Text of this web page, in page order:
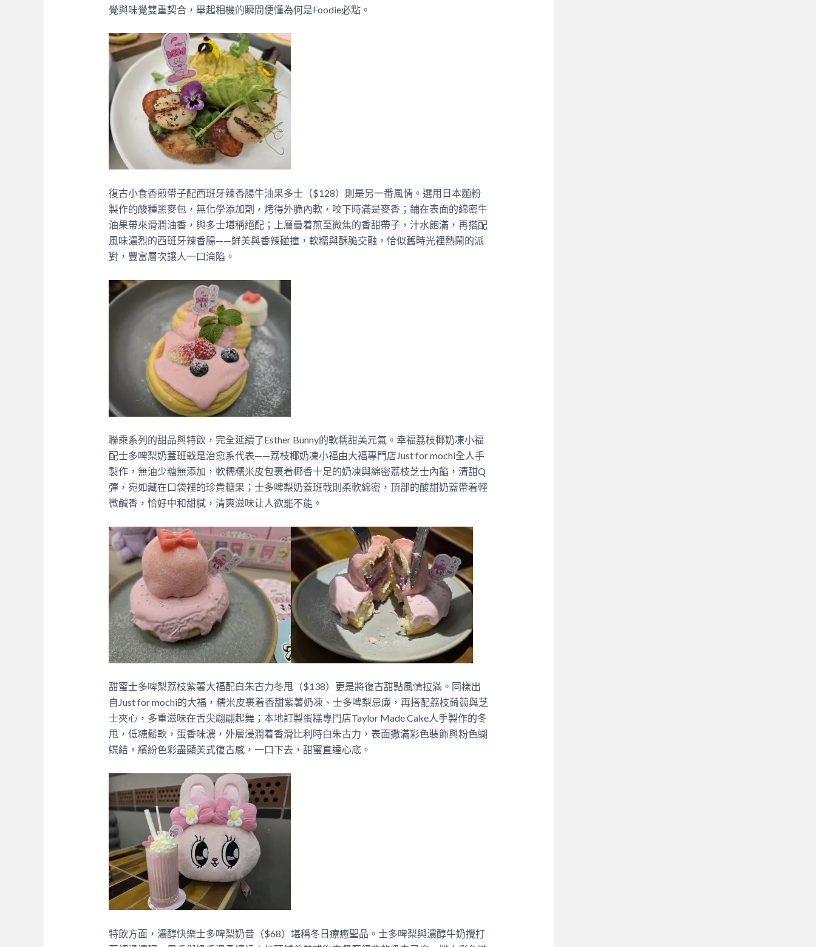
覺與味覺雙重契合，舉起相機的瞬間便懂為何是Foodie必點。
復古小食香煎帶子配西班牙辣香腸牛油果多士（$128）則是另一番風情。選用日本麵粉
製作的酸種黑麥包，無化學添加劑，烤得外脆內軟，咬下時滿是麥香；鋪在表面的綿密牛
油果帶來滑潤油香，與多士堪稱絕配；上層疊着煎至微焦的香甜帶子，汁水飽滿，再搭配
風味濃烈的西班牙辣香腸——鮮美與香辣碰撞，軟糯與酥脆交融，恰似舊時光裡熱鬧的派
對，豐富層次讓人一口淪陷。
聯乘系列的甜品與特飲，完全延續了Esther Bunny的軟糯甜美元氣。幸福荔枝椰奶凍小福
配士多啤梨奶蓋班戟是治愈系代表——荔枝椰奶凍小福由大福專門店Just for mochi全人手
製作，無油少糖無添加，軟糯糯米皮包裹着椰香十足的奶凍與綿密荔枝芝士內餡，清甜Q
彈，宛如藏在口袋裡的珍貴糖果；士多啤梨奶蓋班戟則柔軟綿密，頂部的酸甜奶蓋帶着輕
微鹹香，恰好中和甜膩，清爽滋味让人欲罷不能。
甜蜜士多啤梨荔枝紫薯大福配白朱古力冬甩（$138）更是將復古甜點風情拉滿。同樣出
自Just for mochi的大福，糯米皮裹着香甜紫薯奶凍、士多啤梨忌廉，再搭配荔枝蒟蒻與芝
士夾心，多重滋味在舌尖翩翩起舞；本地訂製蛋糕專門店Taylor Made Cake人手製作的冬
甩，低糖鬆軟，蛋香味濃，外層浸潤着香滑比利時白朱古力，表面撒滿彩色裝飾與粉色蝴
蝶結，繽紛色彩盡顯美式復古感，一口下去，甜蜜直達心底。
特飲方面，濃醇快樂士多啤梨奶昔（$68）堪稱冬日療癒聖品。士多啤梨與濃醇牛奶攪打